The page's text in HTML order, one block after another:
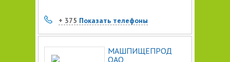
+ 375 Показать телефоны
МАШПИЩЕПРОД
ОАО